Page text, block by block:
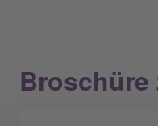
Broschüre